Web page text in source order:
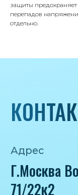
защиты предохраняет
перепадов
отдельно.
Телефон
8 495 233-79-